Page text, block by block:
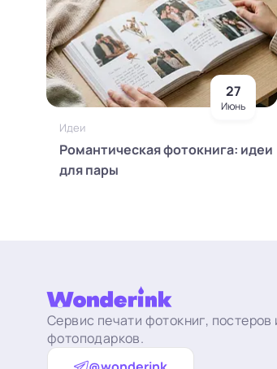
27
Июнь
Идеи
Романтическая фотокнига: идеи
для пары
Сервис печати фотокниг, постеров
фотоподарков.